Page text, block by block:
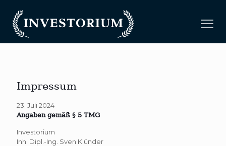
Impressum
23. Juli 2024
Angaben gemäß § 5 TMG
Investorium
Inh. Dipl.-Ing. Sven Klünder